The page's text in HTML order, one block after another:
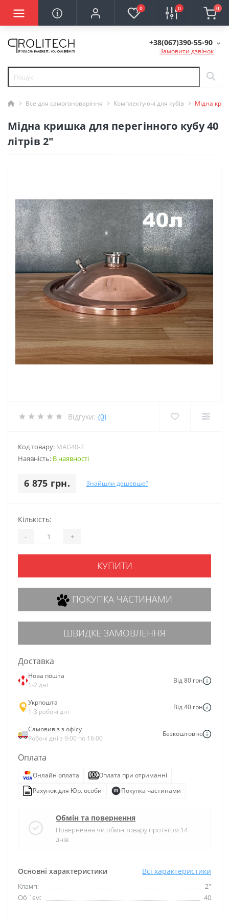
0 0 0
+38(067)390-55-90
Замовити дзвінок
Все для самогоноваріння Комплектуючі для кубів Мідна
Мідна кришка для перегінного кубу 40
літрів 2"
Відгуки: (0)
Код товару: MAG40-2
Наявність: В наявності
6 875 грн. Знайшли дешевше?
Основні характеристики Всі характеристики
Кламп:
2"
Об `єм:
40
Кількість:
- +
КУПИТИ
ПОКУПКА ЧАСТИНАМИ
ШВИДКЕ ЗАМОВЛЕННЯ
Доставка
Нова пошта
1-2 дні
Від 80 грн
Укрпошта
1-3 робочі дні
Від 40 грн
Самовивіз з офісу
Робочі дні з 9:00 по 16:00
Безкоштовно
Оплата
Онлайн оплата
Оплата при отриманні
Рахунок для Юр. особи
Покупка частинами
Обмін та повернення
Повернення чи обмін товару протягом 14
днів